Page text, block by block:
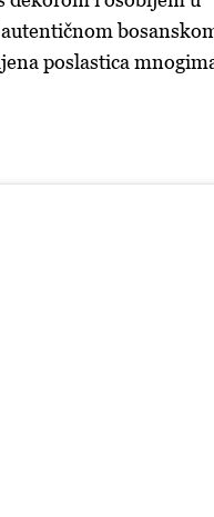
poslastica